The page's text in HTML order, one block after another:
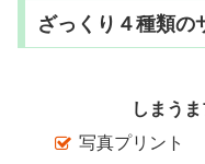
ざっくり４種類の
しまう
写真プリント